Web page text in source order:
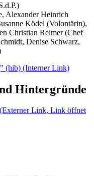
Alexander Heinrich
Ködel (Volontärin),
Christian Reimer (Chef
Denise Schwarz,
(hib) (Interner Link)
Hintergründe
(Externer Link, Link öffnet